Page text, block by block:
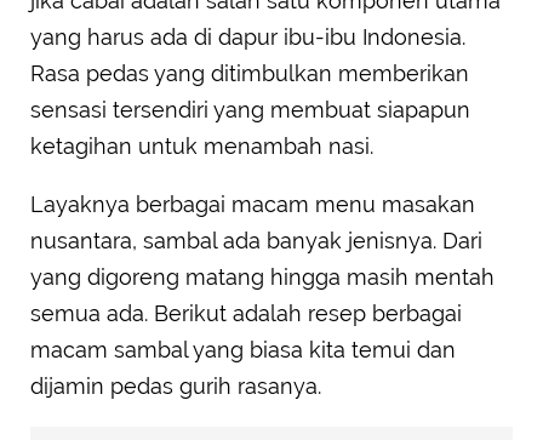
yang harus ada di dapur ibu-ibu Indonesia.
Rasa pedas yang ditimbulkan memberikan
sensasi tersendiri yang membuat siapapun
ketagihan untuk menambah nasi.
Layaknya berbagai macam menu masakan
nusantara, sambal ada banyak jenisnya. Dari
yang digoreng matang hingga masih mentah
semua ada. Berikut adalah resep berbagai
macam sambal yang biasa kita temui dan
dijamin pedas gurih rasanya.